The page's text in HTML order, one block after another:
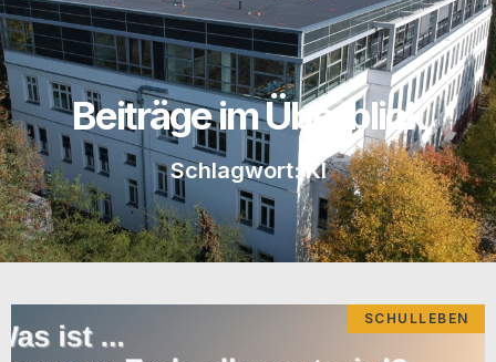
Beiträge im Überblick
Schlagwort: KI
SCHULLEBEN